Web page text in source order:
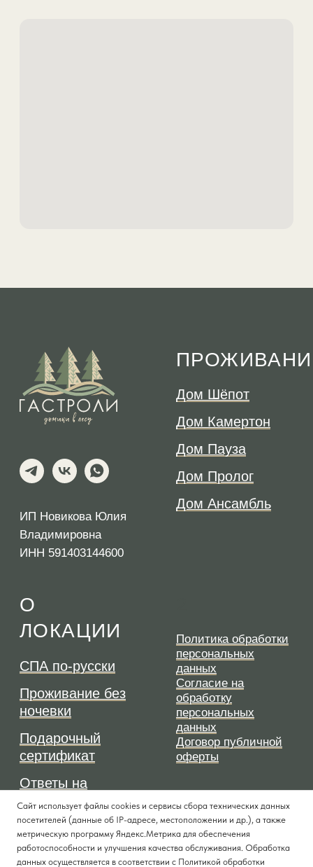
Сайт использует файлы cookies и сервисы сбора технических данных
посетителей (данные об IP-адресе, местоположении и др.), а также
метрическую программу Яндекс.Метрика для обеспечения
работоспособности и улучшения качества обслуживания. Обработка
данных осуществляется в соответствии с Политикой обработки